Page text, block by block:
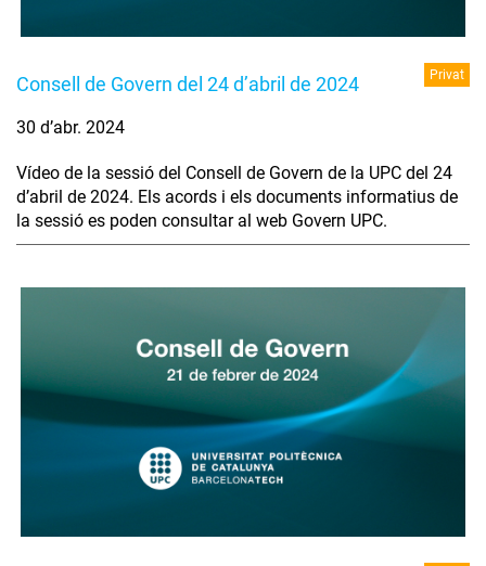
Consell de Govern del 24 d’abril de 2024 Privat
30 d’abr. 2024
Vídeo de la sessió del Consell de Govern de la UPC del 24
d’abril de 2024. Els acords i els documents informatius de
la sessió es poden consultar al web Govern UPC.